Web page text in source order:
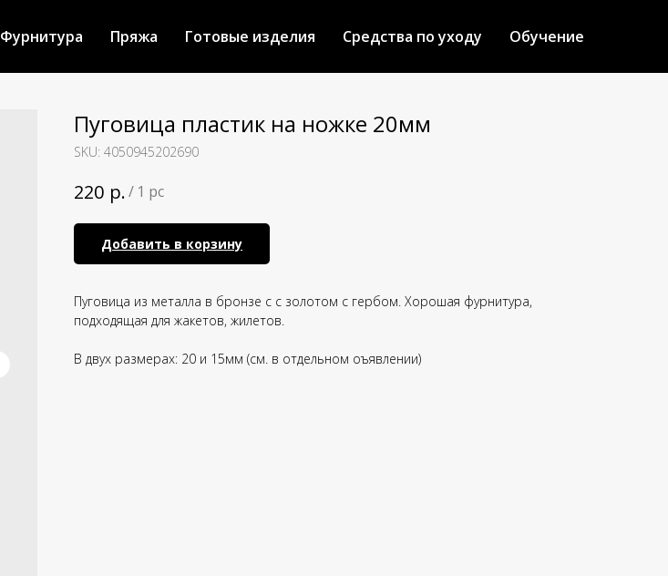
Фурнитура Пряжа Готовые изделия Средства по уходу Обучение
Пуговица пластик на ножке 20мм
SKU: 4050945202690
220 р./ 1 pc
Добавить в корзину
Пуговица из металла в бронзе с с золотом с гербом. Хорошая фурнитура,
подходящая для жакетов, жилетов.
В двух размерах: 20 и 15мм (см. в отдельном оъявлении)